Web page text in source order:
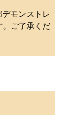
モンストレ
。ご了承くだ